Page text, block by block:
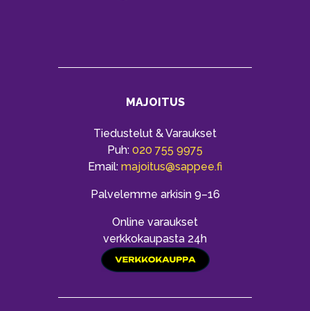
MAJOITUS
Tiedustelut & Varaukset
Puh: 020 755 9975
Email: majoitus@sappee.fi
Palvelemme arkisin 9–16
Online varaukset
verkkokaupasta 24h